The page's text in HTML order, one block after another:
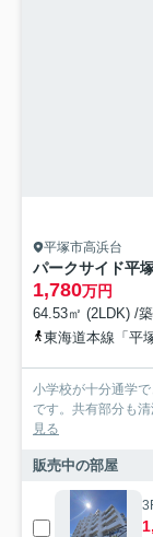
平塚市高浜台
パークサイド平
1,780万円
64.53㎡ (2LDK) /
東海道本線「平
小学校が十分通学
です。共有部分も
見る
販売中の部屋